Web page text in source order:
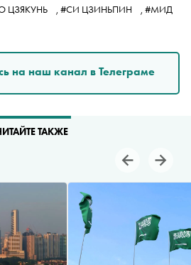
ЦЗЯКУНЬ , #СИ ЦЗИНЬПИН , #МИД
на наш канал в Телеграме
ТАКЖЕ